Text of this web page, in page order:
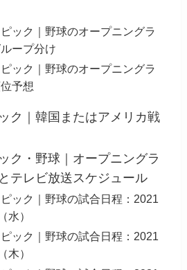
ック｜野球のオープニングラ
ープ分け
ック｜野球のオープニングラ
予想
ク｜韓国またはアメリカ戦
ク・野球｜オープニングラ
テレビ放送スケジュール
ック｜野球の試合日程：2021
水）
ック｜野球の試合日程：2021
木）